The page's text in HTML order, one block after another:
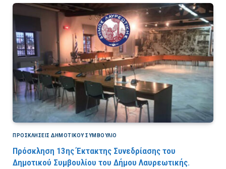
ΠΡΟΣΚΛΉΣΕΙΣ ΔΗΜΟΤΙΚΟΎ ΣΥΜΒΟΎΛΙΟ
Πρόσκληση 13ης Έκτακτης Συνεδρίασης του
Δημοτικού Συμβουλίου του Δήμου Λαυρεωτικής.